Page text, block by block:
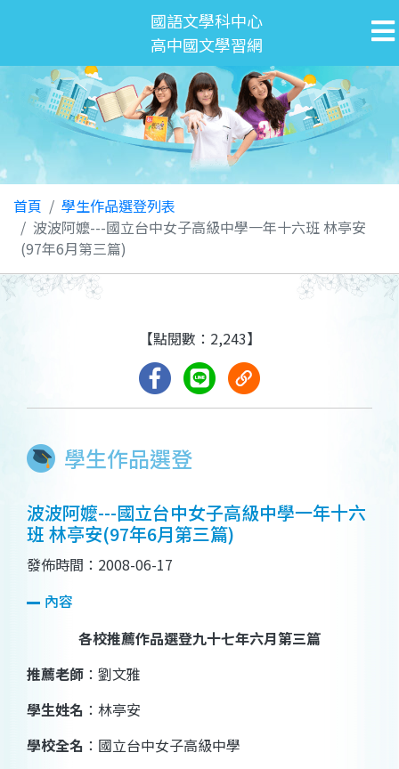
國語文學科中心
高中國文學習網
首頁
學生作品選登列表
波波阿嬤---國立台中女子高級中學一年十六班 林亭安
(97年6月第三篇)
學生作品選登
【點閱數：2,243】
波波阿嬤---國立台中女子高級中學一年十六
班 林亭安(97年6月第三篇)
發佈時間：2008-06-17
內容
各校推薦作品選登九十七年六月第三篇
推薦老師 ：劉文雅
學生姓名 ：林亭安
學校全名 ：國立台中女子高級中學